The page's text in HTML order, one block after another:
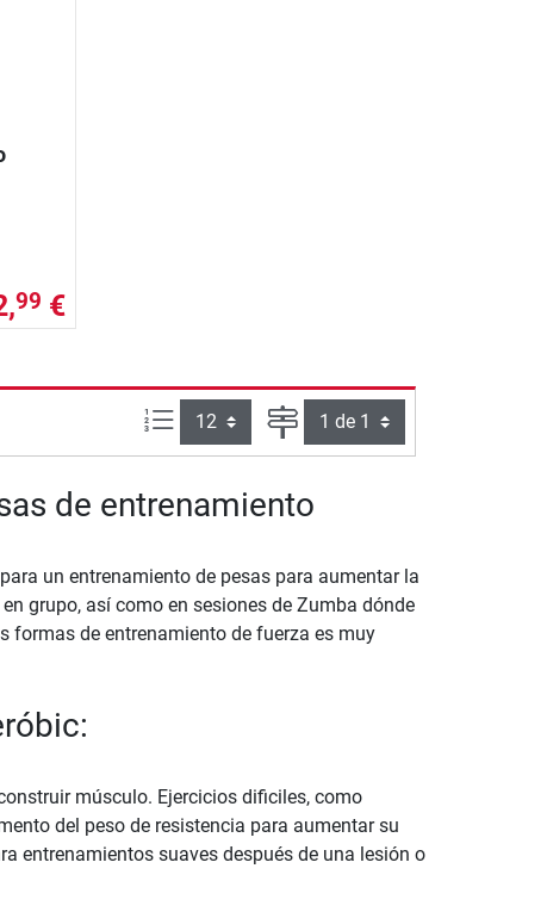
99 €
Artículos por página:
Página
de entrenamiento
un entrenamiento de pesas para aumentar la
grupo, así como en sesiones de Zumba dónde
formas de entrenamiento de fuerza es muy
músculo. Ejercicios dificiles, como
del peso de resistencia para aumentar su
entrenamientos suaves después de una lesión o